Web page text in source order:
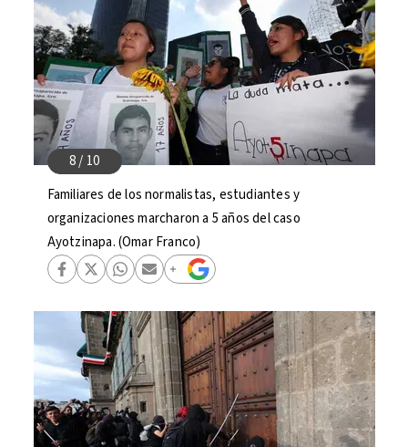
Familiares de los normalistas, estudiantes y
organizaciones marcharon a 5 años del caso
Ayotzinapa. (Omar Franco)